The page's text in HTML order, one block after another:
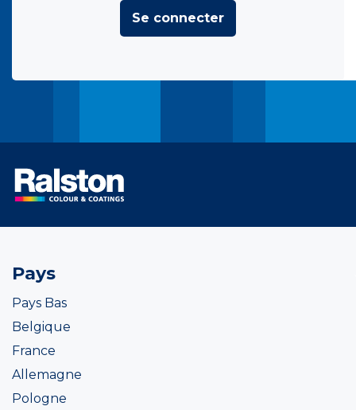
Se connecter
Pays
Pays Bas
Belgique
France
Allemagne
Pologne